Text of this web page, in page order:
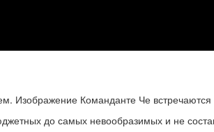
Изображение Команданте Че
до самых невообразимых и не